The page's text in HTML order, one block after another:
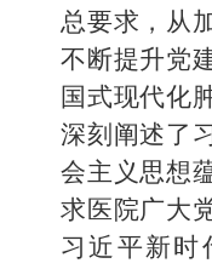
总要求，从
不断提升党
国式现代化
深刻阐述了
会主义思想
求医院广大
习近平新时